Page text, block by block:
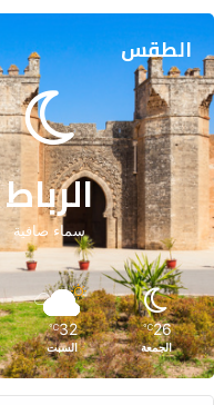
الطقس
الرباط
سماء صافية
26
℃
الجمعة
32
℃
السبت